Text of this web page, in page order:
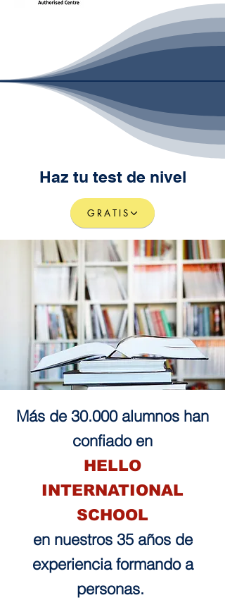
Haz tu test de nivel
GRATIS
Más de 30.000 alumnos han
confiado en
HELLO
INTERNATIONAL
SCHOOL
en nuestros 35 años de
experiencia formando a
personas.